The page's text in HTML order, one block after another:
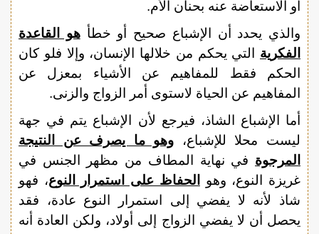
أو الاستعاضة عنه بحنان الأم.
والذي يحدد أن الإشباع صحيح أو خطأهو القاعدة
الفكرية التي يحكم من خلالها الإنسان، وإلا فلو كان
الحكم فقط للمفاهيم عن الأشياء بمعزل عن
المفاهيم عن الحياة لاستوى أمر الزواج والزنى.
أما الإشباع الشاذ، فيرجع لأن الإشباع يتم في جهة
ليست محلا للإشباع، وهو ما يصرف عن النتيجة
المرجوة في نهاية المطاف من مظهر الجنس في
غريزة النوع، وهو
الحفاظ على استمرار النوع، فهو
شاذ لأنه لا يفضي إلى استمرار النوع عادة، فقد
يحصل أن لا يفضي الزواج إلى أولاد، ولكن العادة أنه